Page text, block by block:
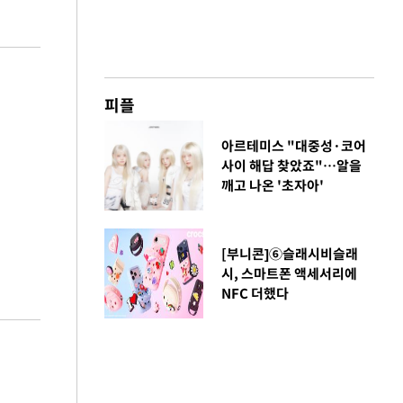
피플
아르테미스 "대중성·코어
사이 해답 찾았죠"…알을
깨고 나온 '초자아'
[부니콘]⑥슬래시비슬래
시, 스마트폰 액세서리에
NFC 더했다